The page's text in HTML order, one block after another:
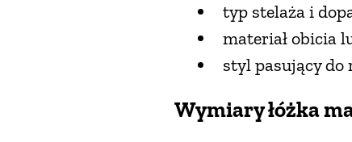
typ stelaża i
materiał obicia
styl pasujący do
Wymiary łóżka